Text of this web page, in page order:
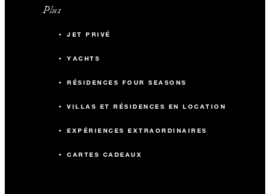
Plus
JET PRIVÉ
YACHTS
RÉSIDENCES FOUR SEASONS
VILLAS ET RÉSIDENCES EN LOCATION
EXPÉRIENCES EXTRAORDINAIRES
CARTES CADEAUX